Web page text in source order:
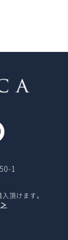
1
頂けます。